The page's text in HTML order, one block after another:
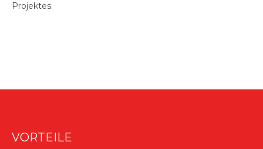
Projektes.
VORTEILE